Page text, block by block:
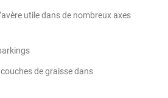
utile dans de nombreux axes
de graisse dans